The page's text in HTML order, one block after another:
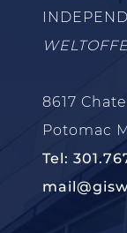
8617
Potomac
Tel: